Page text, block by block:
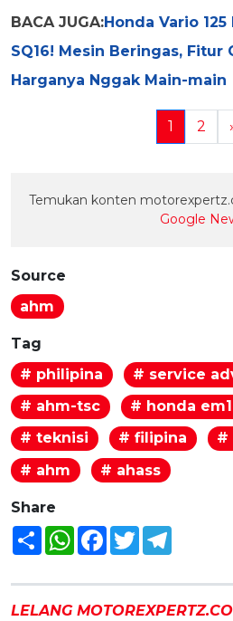
BACA JUGA:Honda Vario
SQ16! Mesin Beringas, Fitur
Harganya Nggak Main-main
1 2
Temukan konten
Google
Source
ahm
Tag
# philipina
# service
# ahm-tsc
# honda
# teknisi
# filipina
#
# ahm
# ahass
Share
Share WhatsAppFacebook
Twitter
LELANG